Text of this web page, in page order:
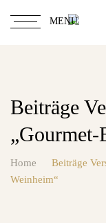
MENU
Beiträge
„Gourmet-
Home
Beiträge
Weinheim“